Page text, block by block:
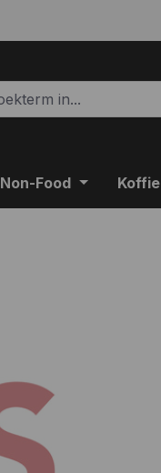
Non-Food Koffie